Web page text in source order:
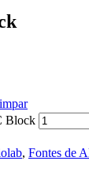
Block
, Fontes de